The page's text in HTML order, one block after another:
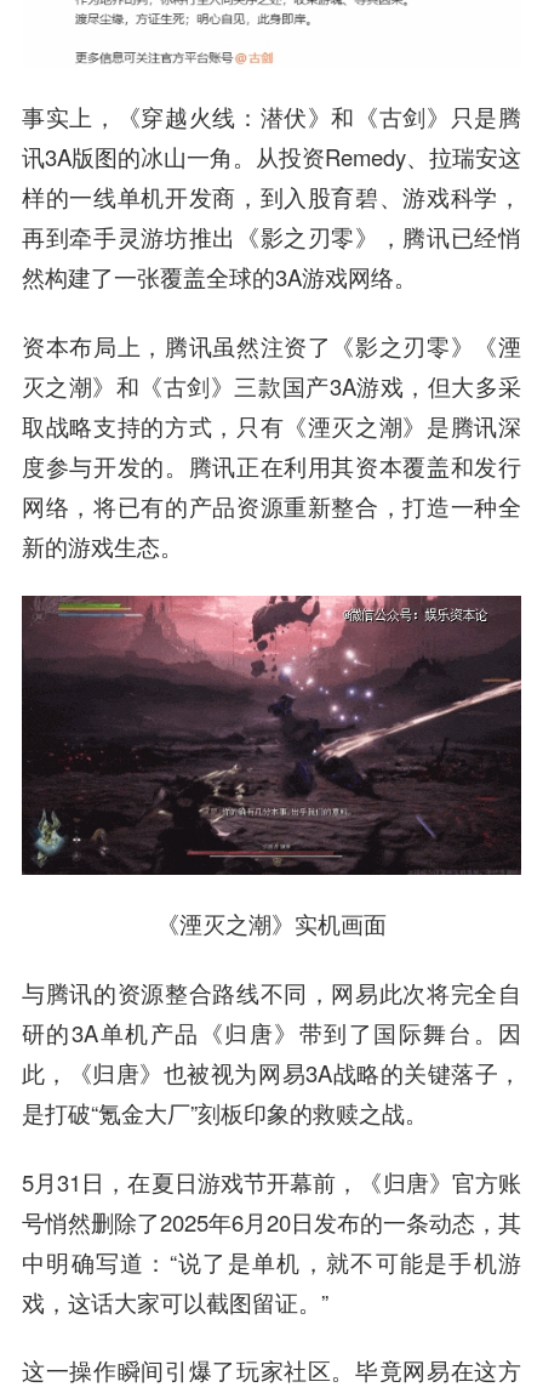
事实上， 《穿越火线 ：潜伏》和《古剑》只是腾
讯3A版图的冰山一角。从投资Remedy、拉瑞安这
样的一线单机开发商，到入股育碧、游戏科学，
再到牵手灵游坊推出《影之刃零》，腾讯已经悄
然构建了一张覆盖全球的3A游戏网络。
资本布局上，腾讯虽然注资了《影之刃零》《湮
灭之潮》和《古剑》三款国产3A游戏，但大多采
取战略支持的方式，只有《湮灭之潮》是腾讯深
度参与开发的。腾讯正在利用其资本覆盖和发行
网络，将已有的产品资源重新整合，打造一种全
新的游戏生态。
《湮灭之潮》实机画面
与腾讯的资源整合路线不同，网易此次将完全自
研的3A单机产品《归唐》带到了国际舞台。因
此，《归唐》也被视为网易3A战略的关键落子，
是打破“氪金大厂”刻板印象的救赎之战。
5月31日，在夏日游戏节开幕前，《归唐》官方账
号悄然删除了2025年6月20日发布的一条动态，其
中明确写道：“说了是单机，就不可能是手机游
戏，这话大家可以截图留证。”
这一操作瞬间引爆了玩家社区。毕竟网易在这方